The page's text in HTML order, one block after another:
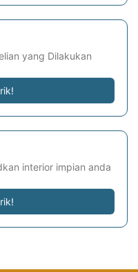
yang Dilakukan
interior impian anda